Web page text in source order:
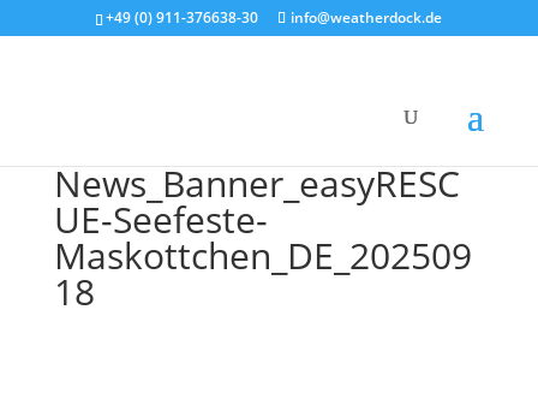
+49 (0) 911-376638-30 info@weatherdock.de
News_Banner_easyRESC
UE-Seefeste-
Maskottchen_DE_202509
18